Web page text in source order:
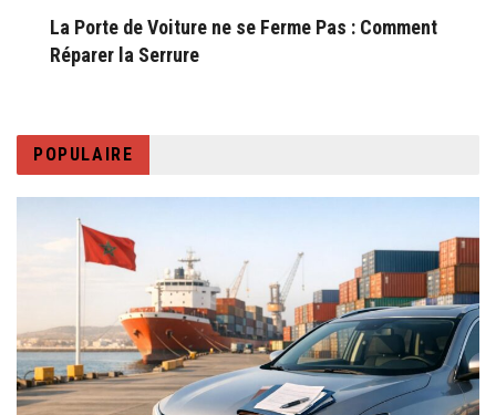
La Porte de Voiture ne se Ferme Pas : Comment
Réparer la Serrure
POPULAIRE